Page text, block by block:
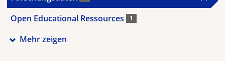
Open Educational Ressources 1
Mehr zeigen